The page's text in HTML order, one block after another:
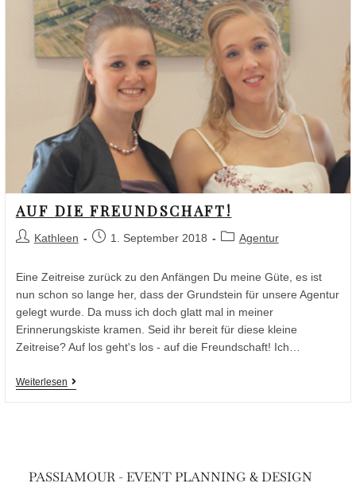
AUF DIE FREUNDSCHAFT!
Kathleen 1. September 2018 Agentur
Eine Zeitreise zurück zu den Anfängen Du meine Güte, es ist
nun schon so lange her, dass der Grundstein für unsere Agentur
gelegt wurde. Da muss ich doch glatt mal in meiner
Erinnerungskiste kramen. Seid ihr bereit für diese kleine
Zeitreise? Auf los geht's los - auf die Freundschaft! Ich…
Weiterlesen
PASSIAMOUR - EVENT PLANNING & DESIGN